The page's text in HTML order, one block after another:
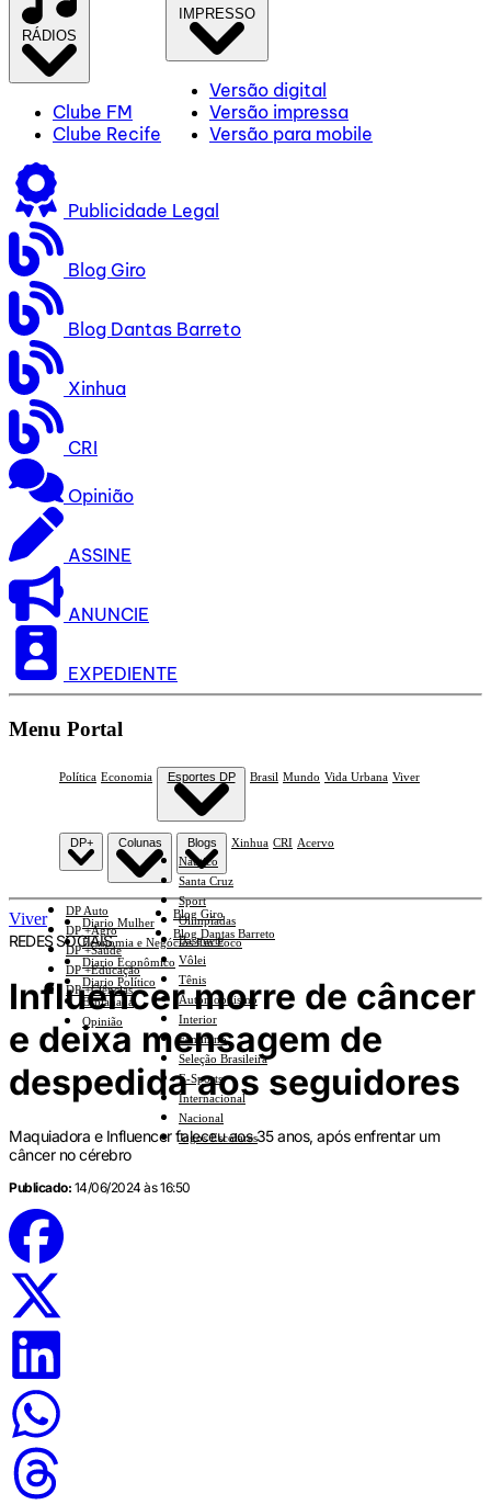
RÁDIOS
Clube FM
Clube Recife
IMPRESSO
Versão digital
Versão impressa
Versão para mobile
Publicidade Legal
Blog Giro
Blog Dantas Barreto
Xinhua
CRI
Opinião
ASSINE
ANUNCIE
EXPEDIENTE
Menu Portal
Política Economia Esportes DP
Náutico
Santa Cruz
Sport
Olimpíadas
Basquete
Vôlei
Tênis
Automobilismo
Interior
Feminino
Seleção Brasileira
E-Sports
Internacional
Nacional
Jogos Escolares
Brasil Mundo Vida Urbana Viver
DP+
DP Auto
DP +Agro
DP +Saúde
DP +Educação
DP +Ciências
Colunas
Diario Mulher
Economia e Negócios Em Foco
Diario Econômico
Diario Político
Esplanada
Opinião
Blogs
Blog Giro
Blog Dantas Barreto
Xinhua CRI Acervo
Viver
REDES SOCIAIS
Influencer morre de câncer
e deixa mensagem de
despedida aos seguidores
Maquiadora e Influencer faleceu aos 35 anos, após enfrentar um
câncer no cérebro
Publicado: 14/06/2024 às 16:50